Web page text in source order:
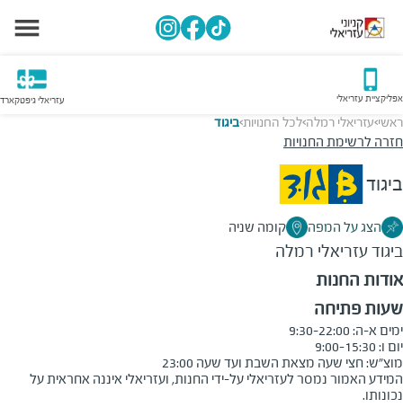
אפליקציית עזריאלי עזריאלי גיפטקארד
ראשי>עזריאלי רמלה>לכל החנויות>ביגוד
חזרה לרשימת החנויות
ביגוד
הצג על המפה קומה שניה
ביגודעזריאלי רמלה
אודות החנות
שעות פתיחה
מוצ״ש: חצי שעה מצאת השבת ועד שעה 23:00
המידע האמור נמסר לעזריאלי על-ידי החנות, ועזריאלי איננה אחראית על